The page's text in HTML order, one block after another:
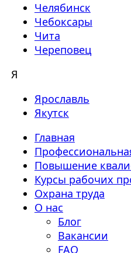
Челябинск
Чебоксары
Чита
Череповец
Я
Ярославль
Якутск
Главная
Повышение
Курсы рабочих
Охрана труда
О нас
Блог
Вакансии
FAQ